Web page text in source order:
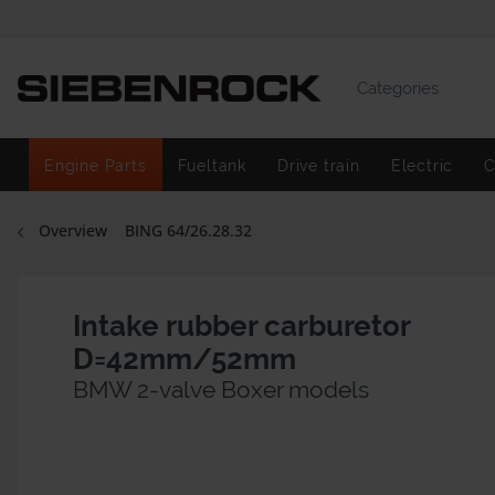
Categories
Engine Parts Fueltank Drive train Electric
Overview BING 64/26.28.32
Intake rubber carburetor
D=42mm/52mm
BMW 2-valve Boxer models